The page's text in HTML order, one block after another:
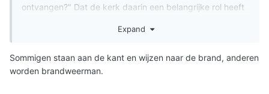
ontvangen?" Dat de kerk daarin een belangrijke rol heeft
dan scheppen. Een rechter maakt iemand ook geen
Daarom zie ik de kerk als dienaar van de Schrift, niet als
haar bron. Juist omdat de kerk onder het gezag van
Expand
Sommigen staan aan de kant en wijzen naar de brand, anderen
worden brandweerman.